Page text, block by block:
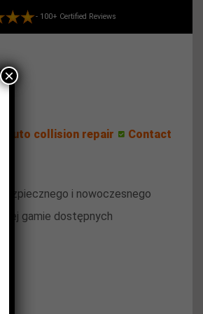
- 100+ Certified Reviews
Auto collision repair Contact
i nowoczesnego
gamie dostępnych
×